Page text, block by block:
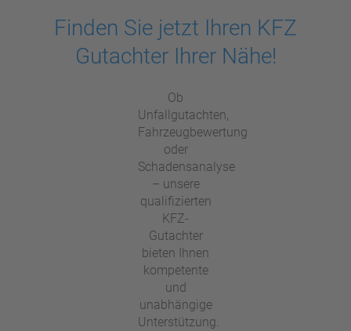
Finden Sie jetzt Ihren KFZ
Gutachter Ihrer Nähe!
Ob
Unfallgutachten,
Fahrzeugbewertung
oder
Schadensanalyse
– unsere
qualifizierten
KFZ-
Gutachter
bieten Ihnen
kompetente
und
unabhängige
Unterstützung.